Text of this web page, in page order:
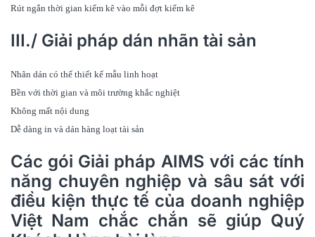
Rút ngắn thời gian kiểm kê vào mỗi đợt kiểm kê
III./ Giải pháp dán nhãn tài sản
Nhãn dán có thể thiết kế mẫu linh hoạt
Bền với thời gian và môi trường khắc nghiệt
Không mất nội dung
Dễ dàng in và dán hàng loạt tài sản
Các gói Giải pháp AIMS với các tính
năng chuyên nghiệp và sâu sát với
điều kiện thực tế của doanh nghiệp
Việt Nam chắc chắn sẽ giúp Quý